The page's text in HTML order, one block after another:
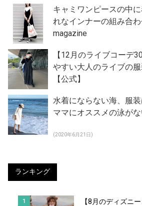
キャミワンピースの中
れなインナーの組み合
magazine
【12月のライブコーデ
やすい大人のライブの服
【公式】
水着にならない海、服
ママにオススメの泳が
(2020年6月21日)
ランキング
【8月のディズニ